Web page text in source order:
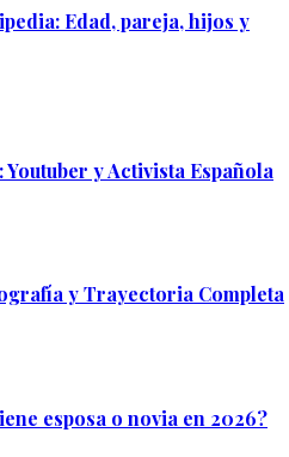
Edad, pareja, hijos y
y Activista Española
y Trayectoria Completa
esposa o novia en 2026?